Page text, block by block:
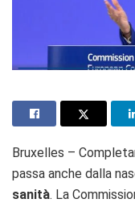
Bruxelles –
passa anche dalla
sanità. La